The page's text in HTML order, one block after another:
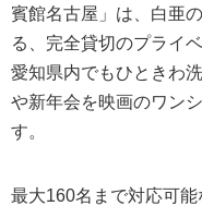
賓館名古屋」は、白亜
る、完全貸切のプライ
愛知県内でもひときわ
や新年会を映画のワン
す。
最大160名まで対応可